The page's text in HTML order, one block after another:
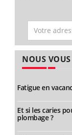
NOUS
Fatigue en
Et si les caries
plombage ?